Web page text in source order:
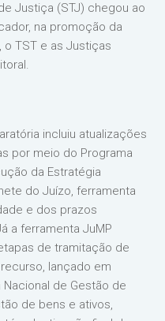
Justiça (STJ) chegou ao
na promoção da
o TST e as Justiças
incluiu atualizações
por meio do Programa
da Estratégia
do Juízo, ferramenta
e dos prazos
a ferramenta JuMP
de tramitação de
lançado em
de Gestão de
de bens e ativos,